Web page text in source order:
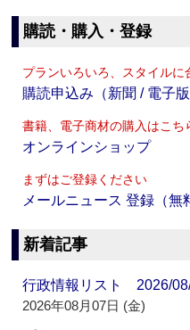
購読・購入・登録
プランいろいろ、スタイルに
購読申込み（新聞 / 電子版
書籍、電子商材の購入はこち
オンラインショップ
まずはご登録ください
メールニュース 登録（無
新着記事
行政情報リスト 2026/
2026年08月07日 (金)